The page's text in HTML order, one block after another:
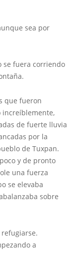
sea por
se fuera corriendo
que fueron
increíblemente,
de fuerte lluvia
por la
de Tuxpan.
y de pronto
una fuerza
se elevaba
sobre
a